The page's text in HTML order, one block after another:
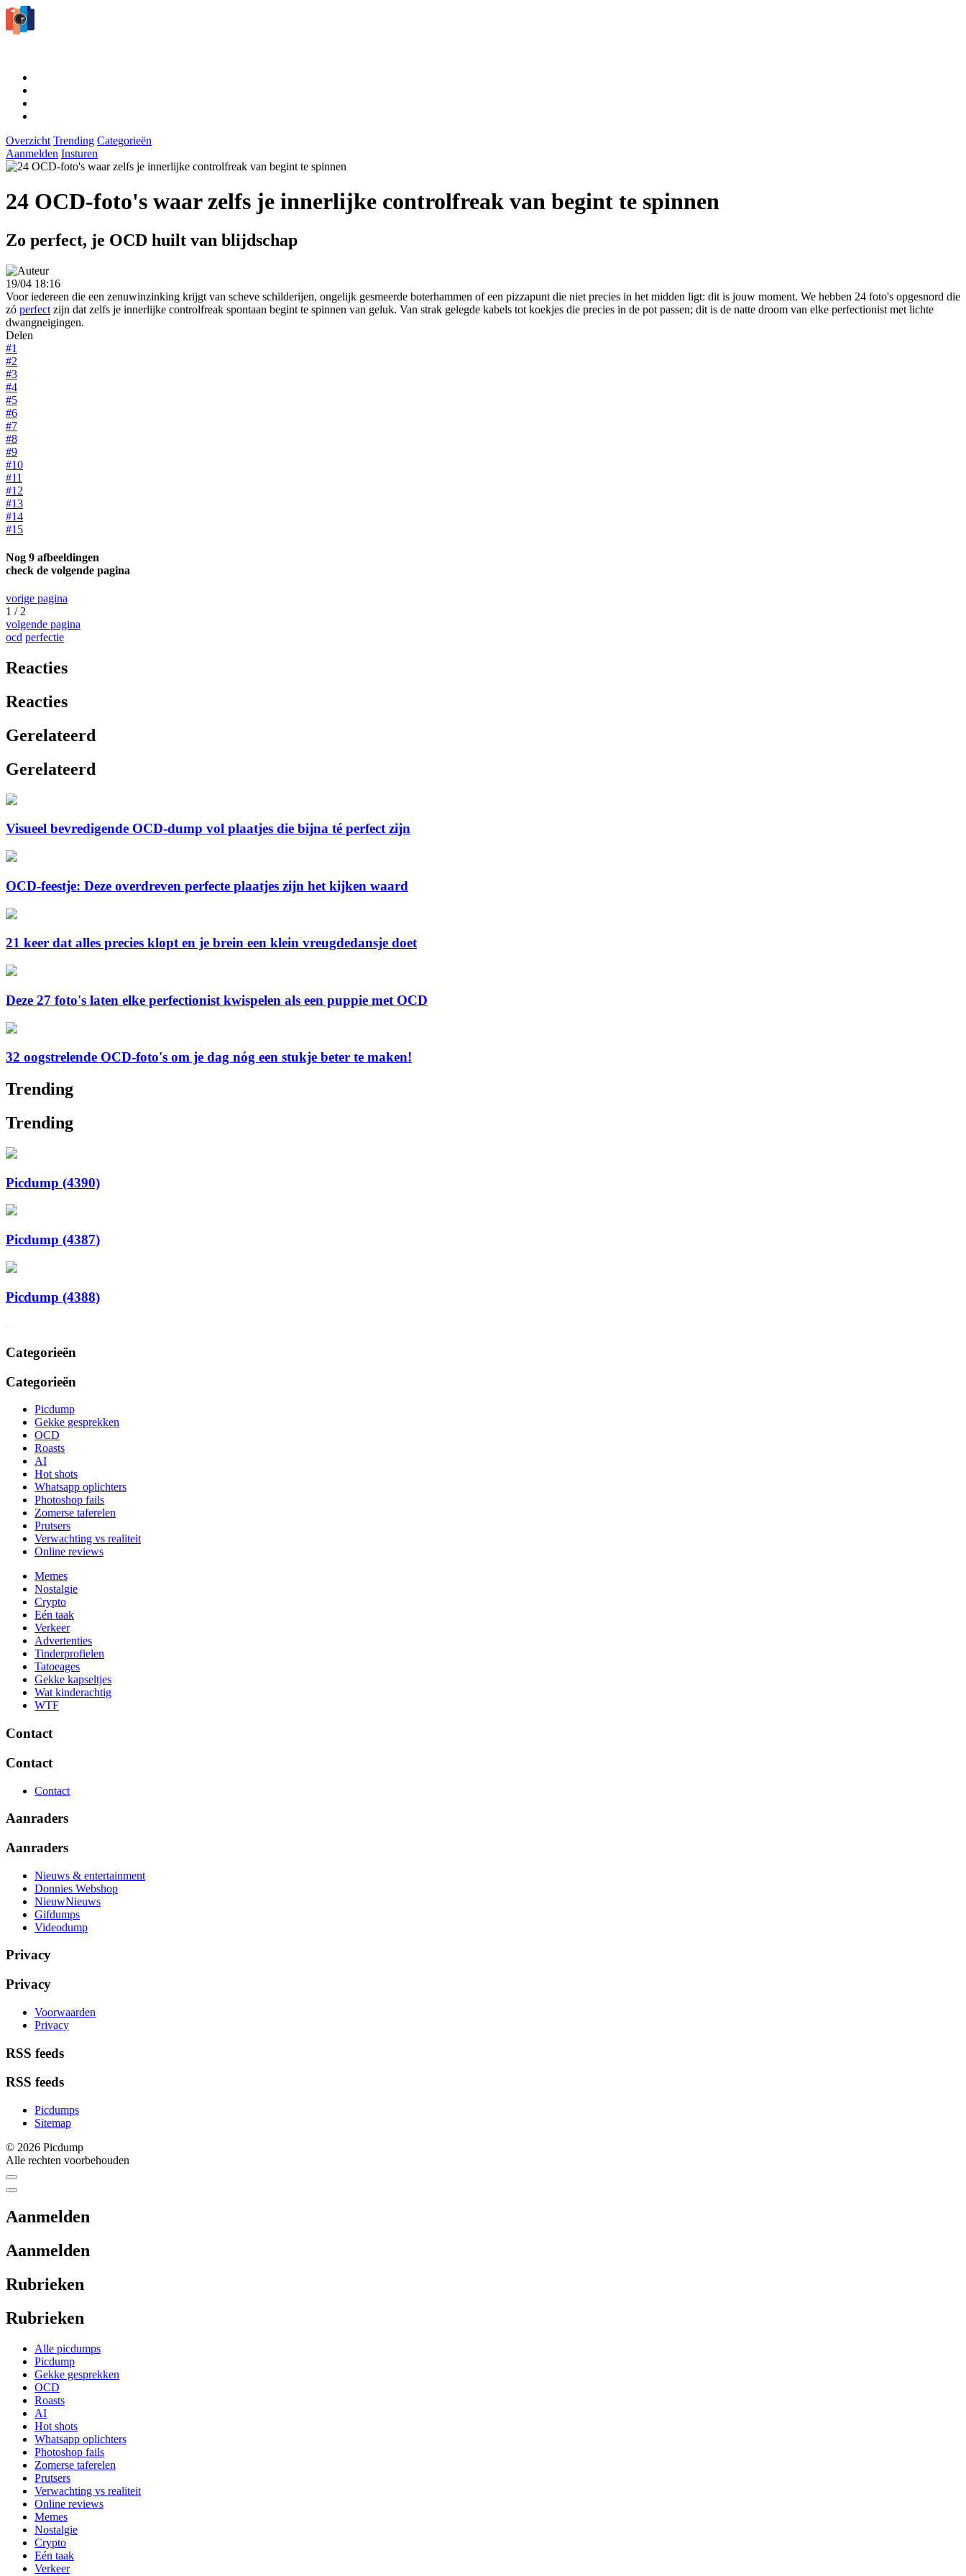
Overzicht Trending Categorieën
Aanmelden Insturen
24 OCD-foto's waar zelfs je innerlijke controlfreak van begint te spinnen
Zo perfect, je OCD huilt van blijdschap
19/04 18:16
Voor iedereen die een zenuwinzinking krijgt van scheve schilderijen, ongelijk gesmeerde boterhammen of een pizzapunt die niet precies in het midden ligt: dit is jouw moment. We hebben 24 foto's opgesnord die
zó perfect zijn dat zelfs je innerlijke controlfreak spontaan begint te spinnen van geluk. Van strak gelegde kabels tot koekjes die precies in de pot passen; dit is de natte droom van elke perfectionist met lichte
dwangneigingen.
Delen
#1
#2
#3
#4
#5
#6
#7
#8
#9
#10
#11
#12
#13
#14
#15
Nog 9 afbeeldingen
check de volgende pagina
vorige pagina
1 / 2
volgende pagina
ocd perfectie
Reacties
Reacties
Gerelateerd
Gerelateerd
Visueel bevredigende OCD-dump vol plaatjes die bijna té perfect zijn
OCD-feestje: Deze overdreven perfecte plaatjes zijn het kijken waard
21 keer dat alles precies klopt en je brein een klein vreugdedansje doet
Deze 27 foto's laten elke perfectionist kwispelen als een puppie met OCD
32 oogstrelende OCD-foto's om je dag nóg een stukje beter te maken!
Trending
Trending
Picdump (4390)
Picdump (4387)
Picdump (4388)
Categorieën
Categorieën
Picdump
Gekke gesprekken
OCD
Roasts
AI
Hot shots
Whatsapp oplichters
Photoshop fails
Zomerse taferelen
Prutsers
Verwachting vs realiteit
Online reviews
Memes
Nostalgie
Crypto
Eén taak
Verkeer
Advertenties
Tinderprofielen
Tatoeages
Gekke kapseltjes
Wat kinderachtig
WTF
Contact
Contact
Contact
Aanraders
Aanraders
Nieuws & entertainment
Donnies Webshop
NieuwNieuws
Gifdumps
Videodump
Privacy
Privacy
Voorwaarden
Privacy
RSS feeds
RSS feeds
Picdumps
Sitemap
© 2026 Picdump
Alle rechten voorbehouden
Aanmelden
Aanmelden
Rubrieken
Rubrieken
Alle picdumps
Picdump
Gekke gesprekken
OCD
Roasts
AI
Hot shots
Whatsapp oplichters
Photoshop fails
Zomerse taferelen
Prutsers
Verwachting vs realiteit
Online reviews
Memes
Nostalgie
Crypto
Eén taak
Verkeer